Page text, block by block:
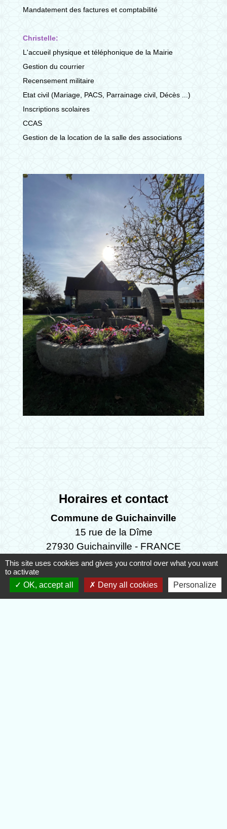
Mandatement des factures et comptabilité
Christelle:
L'accueil physique et téléphonique de la Mairie
Gestion du courrier
Recensement militaire
Etat civil (Mariage, PACS, Parrainage civil, Décès ...)
Inscriptions scolaires
CCAS
Gestion de la location de la salle des associations
Horaires et contact
Commune de Guichainville
15 rue de la Dîme
27930 Guichainville - FRANCE
+33 2 32 37 95 68
Contact par formulaire
This site uses cookies and gives you control over what you want
to activate
OK, accept all
Deny all cookies Personalize